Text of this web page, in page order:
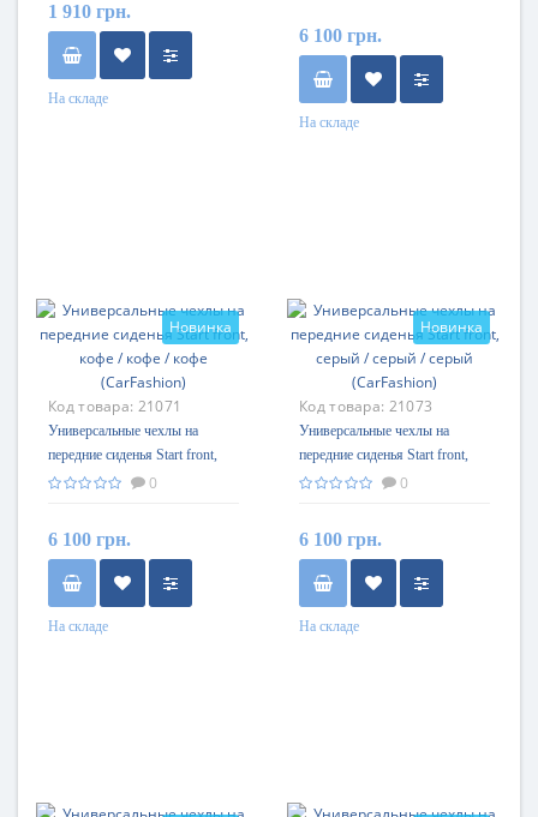
1 910 грн.
На складе
6 100 грн.
На складе
Новинка
Код товара: 21071
Универсальные чехлы на
передние сиденья Start front,
кофе / кофе / кофе (CarFashion)
0
6 100 грн.
На складе
Новинка
Код товара: 21073
Универсальные чехлы на
передние сиденья Start front,
серый / серый / серый
0
6 100 грн.
На складе